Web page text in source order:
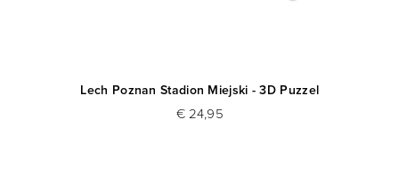
Lech Poznan Stadion Miejski - 3D Puzzel
€ 24,95